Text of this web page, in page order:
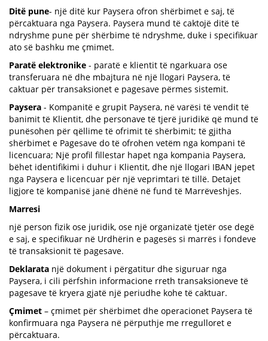
Ditë pune- një ditë kur Paysera ofron shërbimet e saj, të
përcaktuara nga Paysera. Paysera mund të caktojë ditë të
ndryshme pune për shërbime të ndryshme, duke i specifikuar
ato së bashku me çmimet.
Paratë elektronike - paratë e klientit të ngarkuara ose
transferuara në dhe mbajtura në një llogari Paysera, të
caktuar për transaksionet e pagesave përmes sistemit.
Paysera - Kompanitë e grupit Paysera, në varësi të vendit të
banimit të Klientit, dhe personave të tjerë juridikë që mund të
punësohen për qëllime të ofrimit të shërbimit; të gjitha
shërbimet e Pagesave do të ofrohen vetëm nga kompani të
licencuara; Një profil fillestar hapet nga kompania Paysera,
bëhet identifikimi i duhur i Klientit, dhe një llogari IBAN jepet
nga Paysera e licencuar për një veprimtari të tillë. Detajet
ligjore të kompanisë janë dhënë në fund të Marrëveshjes.
Marresi
një person fizik ose juridik, ose një organizatë tjetër ose degë
e saj, e specifikuar në Urdhërin e pagesës si marrës i fondeve
të transaksionit të pagesave.
Deklarata një dokument i përgatitur dhe siguruar nga
Paysera, i cili përfshin informacione rreth transaksioneve të
pagesave të kryera gjatë një periudhe kohe të caktuar.
Çmimet – çmimet për shërbimet dhe operacionet Paysera të
konfirmuara nga Paysera në përputhje me rregulloret e
përcaktuara.